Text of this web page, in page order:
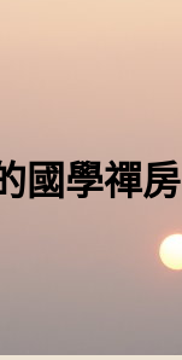
國學禪房